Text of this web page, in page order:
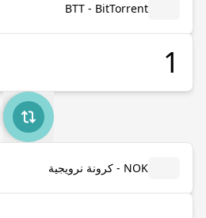
BTT - BitTorrent
NOK - كرونة نرويجية